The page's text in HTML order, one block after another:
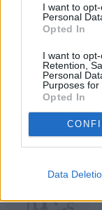
I want to
Personal
Opted In
I want to
Retention,
Personal
Purposes for
Opted In
Data
Escribir un
(requerido)